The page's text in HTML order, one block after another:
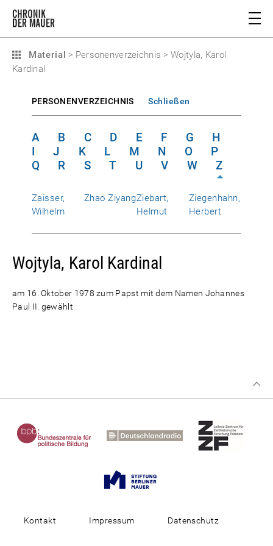
Material > Personenverzeichnis > Wojtyla, Karol
Kardinal
PERSONENVERZEICHNIS Schließen
A B C D E F G
H
I
J K L M N O
P
Q
R S T U V W Z
Zaisser,
Wilhelm
Zhao ZiyangZiebart,
Helmut
Ziegenhahn,
Herbert
Wojtyla, Karol Kardinal
am 16. Oktober 1978 zum Papst mit dem Namen Johannes
Paul II. gewählt
Kontakt Impressum Datenschutz